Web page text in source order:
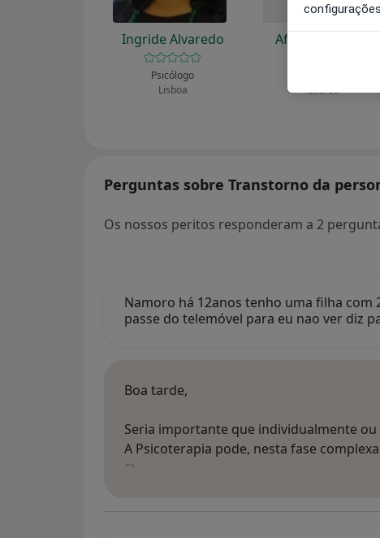
Ingride Alvaredo
Psicólogo
Lisboa
Afonso Martins
Loures
Perguntas sobre Transtorno da
Os nossos peritos responderam a 2
Namoro há 12anos tenho uma filha
passe do telemóvel para eu nao ver diz
Boa tarde,
Seria importante que individualmente
A Psicoterapia pode, nesta fase